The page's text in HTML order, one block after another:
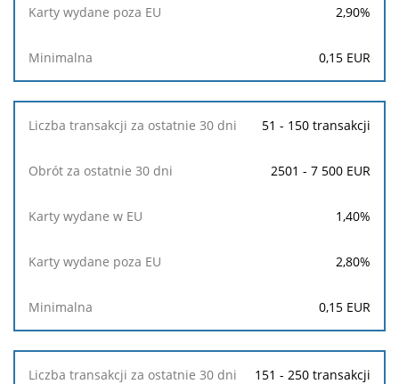
Obrót
30
dni
Karty
EU
Karty
poza
2,90%
0,15 EUR
51 - 150 transakcji
2501 - 7 500 EUR
1,40%
2,80%
0,15 EUR
151 - 250 transakcji